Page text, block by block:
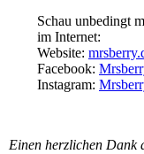
Schau unbedingt
im Internet:
Website:
Facebook:
Instagram:
Einen herzlichen Dank